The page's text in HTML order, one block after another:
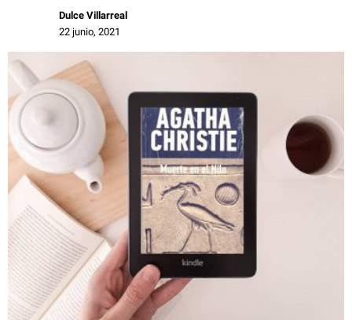
Dulce Villarreal
22 junio, 2021